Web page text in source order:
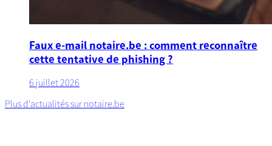
Faux e-mail notaire.be : comment reconnaître
cette tentative de phishing ?
6 juillet 2026
Plus d'actualités sur notaire.be